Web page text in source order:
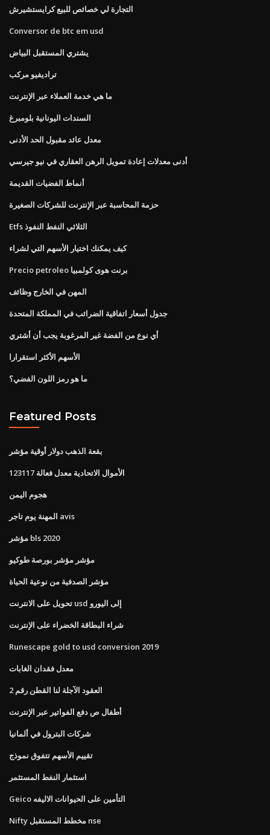
التجارة لي خصائص للبيع كرايستشيرش
Conversor de btc em usd
يشتري المستقبل البياض
تراديفيو مركب
ما هي خدمة العملاء عبر الإنترنت
السندات اليونانية بلومبرغ
معدل عائد مقبول الحد الأدنى
أدنى معدلات إعادة تمويل الرهن العقاري في نيو جيرسي
أنماط الفضيات القديمة
حزمة المحاسبة عبر الإنترنت للشركات الصغيرة
Etfs الثلاثي النفط النفوذ
كيف يمكنك اختيار الأسهم التي لشراء
Precio petroleo برنت هوى كولمبيا
المهن في الخارج وظائف
جدول أسعار اتفاقية الضرائب في المملكة المتحدة
أي نوع من الفضة غير المرغوبة يجب أن أشتري
الأسهم الأكثر استقرارا
ما هو رمز اللون الفضي؟
Featured Posts
بقعة الذهب دولار أوقية مؤشر
الأموال الاتحادية معدل فعالة 123117
هجوم اليمن
المهنة يوم تاجر avis
مؤشر bls 2020
مؤشر مؤشر بورصة طوكيو
مؤشر الصدفية من نوعية الحياة
تحويل على الانترنت usd إلى اليورو
شراء البطاقة الخضراء على الإنترنت
Runescape gold to usd conversion 2019
معدل فقدان الغابات
العقود الآجلة لنا القطن رقم 2
أطفال ص دفع الفواتير عبر الإنترنت
شركات البترول في ألمانيا
تقييم الأسهم تتفوق نموذج
استثمار النفط المستثمر
Geico التأمين على الحيوانات الاليفه
Nifty مخطط المستقبل nse